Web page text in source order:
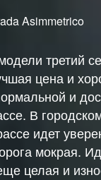
Asimmetrico
третий
цена и
и
В
идет
мокрая.
целая и